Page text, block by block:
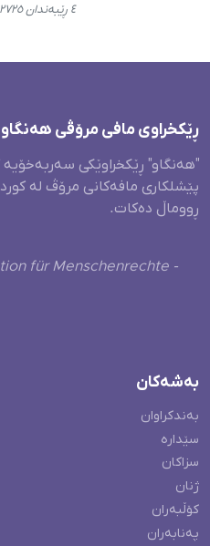
٤ ڕێبەندان ٢٧٢٥، ٠٠:٤٤
ڕێکخراوی مافی مرۆڤی هەنگاو
"هەنگاو" ڕێکخراوێکی
پێشلکاری مافەکانی مرۆڤ لە
ڕووماڵ دەکات.
für Menschenrechte -
بەشەکان
بەندکراوان
سێدارە
سزاکان
ژنان
کۆڵبەران
پەنابەران